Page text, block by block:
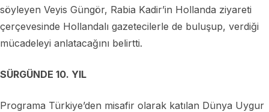
söyleyen Veyis Güngör, Rabia Kadir’in Hollanda ziyareti
çerçevesinde Hollandalı gazetecilerle de buluşup, verdiği
mücadeleyi anlatacağını belirtti.
SÜRGÜNDE 10. YIL
Programa Türkiye’den misafir olarak katılan Dünya Uygur